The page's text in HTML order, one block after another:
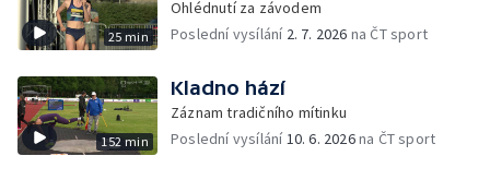
25 min
Ohlédnutí za závodem
Poslední vysílání 2. 7. 2026 na ČT sport
152 min
Kladno hází
Záznam tradičního mítinku
Poslední vysílání10. 6. 2026na ČT sport